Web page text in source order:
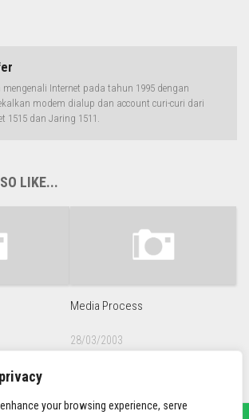
your browsing experience, serve
mengenali Internet pada tahun 1995 dengan
modem dialup dan account curi-curi dari
1515 dan Jaring 1511.
LIKE...
Media Process
28/03/2003